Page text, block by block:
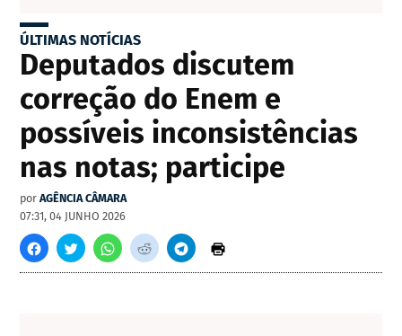
ÚLTIMAS NOTÍCIAS
Deputados discutem
correção do Enem e
possíveis inconsistências
nas notas; participe
por AGÊNCIA CÂMARA
07:31, 04 JUNHO 2026